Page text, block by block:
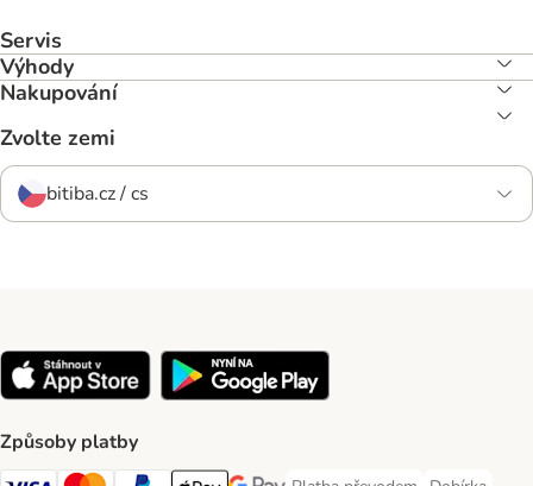
Servis
Výhody
Nakupování
Zvolte zemi
bitiba.cz / cs
Způsoby platby